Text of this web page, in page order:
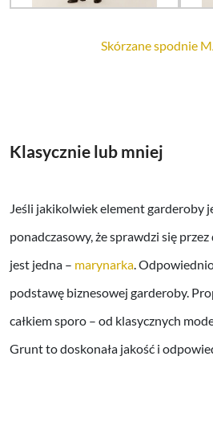
Skórzane spodnie
Klasycznie lub mniej
Jeśli jakikolwiek element garderoby
ponadczasowy, że sprawdzi się
jest jedna – marynarka.
podstawę biznesowej garderoby.
całkiem sporo – od klasycznych
Grunt to doskonała jakość i